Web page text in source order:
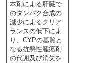
本剤による肝臓で
のタンパク合成の
減少によるクリア
ランスの低下によ
り、CYPの基質と
なる抗悪性腫瘍剤
の代謝及び消失を